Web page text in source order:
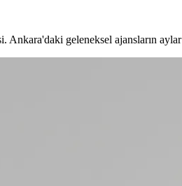
Ankara'daki geleneksel ajansların